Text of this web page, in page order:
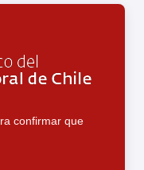
confirmar que